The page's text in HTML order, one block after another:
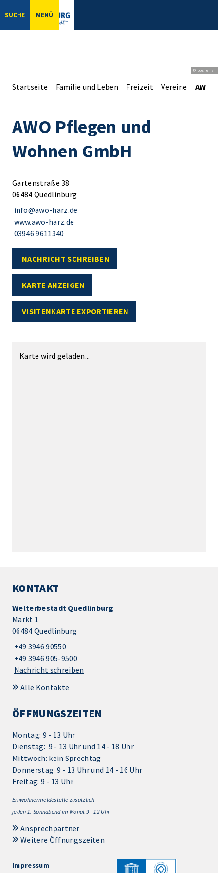
SUCHE MENÜ
© bbsferrari
Startseite Familie und Leben Freizeit Vereine AWO
AWO Pflegen und
Wohnen GmbH
Gartenstraße 38
06484 Quedlinburg
info@awo-harz.de
www.awo-harz.de
03946 9611340
NACHRICHT SCHREIBEN
KARTE ANZEIGEN
VISITENKARTE EXPORTIEREN
Karte wird geladen...
KONTAKT
Welterbestadt Quedlinburg
Markt 1
06484 Quedlinburg
+49 3946 90550
+49 3946 905-9500
Nachricht schreiben
Alle Kontakte
ÖFFNUNGSZEITEN
Montag: 9 - 13 Uhr
Dienstag: 9 - 13 Uhr und 14 - 18 Uhr
Mittwoch: kein Sprechtag
Donnerstag: 9 - 13 Uhr und 14 - 16 Uhr
Freitag: 9 - 13 Uhr
Einwohnermeldestelle zusätzlich
jeden 1. Sonnabend im Monat 9 - 12 Uhr
Ansprechpartner
Weitere Öffnungszeiten
Impressum